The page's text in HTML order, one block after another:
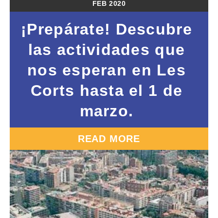
FEB 2020
¡Prepárate! Descubre
las actividades que
nos esperan en Les
Corts hasta el 1 de
marzo.
READ MORE